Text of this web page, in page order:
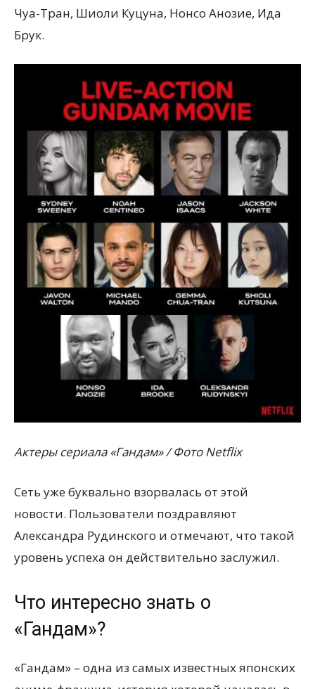
Чуа-Тран, Шиоли Куцуна, Нонсо Анозие, Ида
Брук.
Актеры сериала «Гандам» / Фото Netflix
Сеть уже буквально взорвалась от этой
новости. Пользователи поздравляют
Александра Рудинского и отмечают, что такой
уровень успеха он действительно заслужил.
Что интересно знать о
«Гандам»?
«Гандам» – одна из самых известных японских